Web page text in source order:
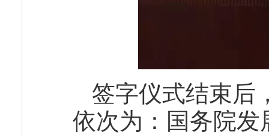
签字仪式结束后
依次为：国务院